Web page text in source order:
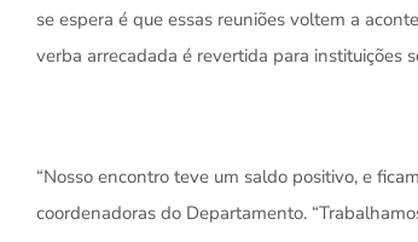
se espera é que essas reuniões voltem a
verba arrecadada é revertida para instituições
“Nosso encontro teve um saldo positivo, e
coordenadoras do Departamento.